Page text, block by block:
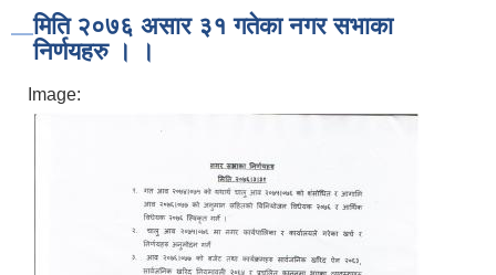
मिति २०७६ असार ३१ गतेका नगर सभाका
निर्णयहरु । ।
Image: